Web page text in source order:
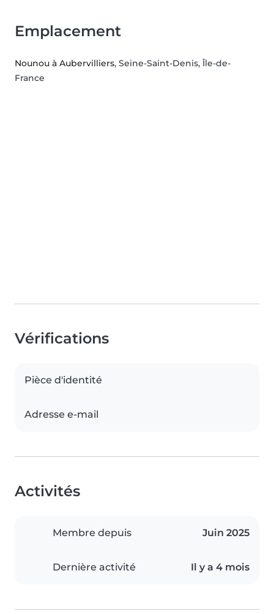
Emplacement
Nounou à Aubervilliers, Seine-Saint-Denis, Île-de-
France
Vérifications
Pièce d'identité
Adresse e-mail
Activités
Membre depuis Juin 2025
Dernière activité Il y a 4 mois